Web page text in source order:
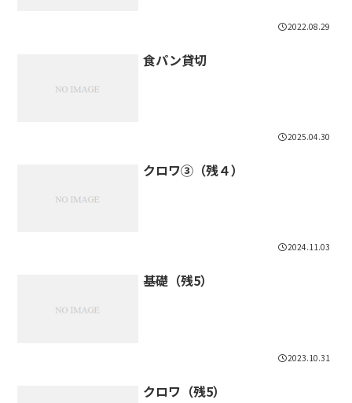
2022.08.29
食パン貸切
2025.04.30
クロワ③（残４）
2024.11.03
基礎（残5）
2023.10.31
クロワ（残5）